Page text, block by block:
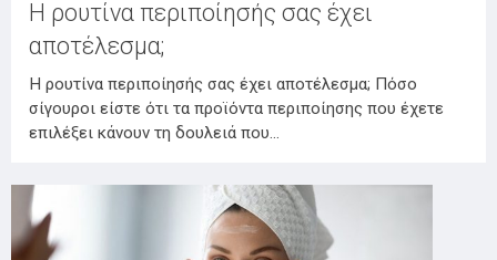
Η ρουτίνα περιποίησής σας έχει
αποτέλεσμα;
Η ρουτίνα περιποίησής σας έχει αποτέλεσμα; Πόσο
σίγουροι είστε ότι τα προϊόντα περιποίησης που έχετε
επιλέξει κάνουν τη δουλειά που…